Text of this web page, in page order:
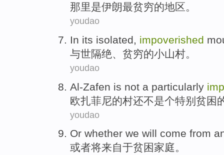
那里是伊朗最贫穷的地区。
youdao
In its isolated, impoverished
与世隔绝、 贫穷的小山村。
youdao
Al-Zafen is not a particularly
欧扎菲尼的村还不是个特别 贫困
youdao
Or whether we will come from
或者将来自于贫困家庭。